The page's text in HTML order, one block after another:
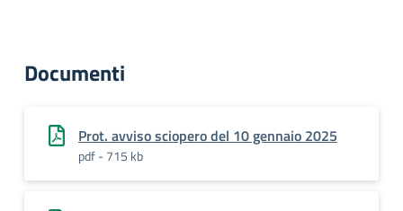
Documenti
Prot. avviso sciopero del 10 gennaio 2025
pdf - 715 kb